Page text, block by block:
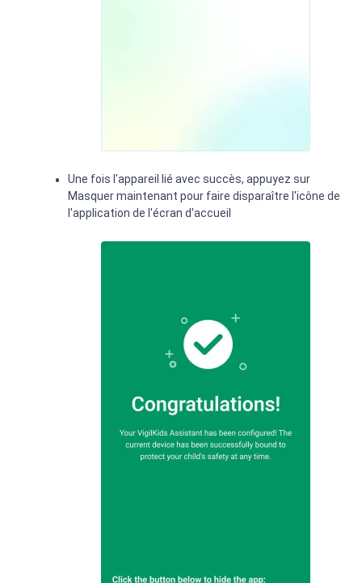
Une fois l'appareil lié avec succès, appuyez sur
Masquer maintenant pour faire disparaître l'icône de
l'application de l'écran d'accueil